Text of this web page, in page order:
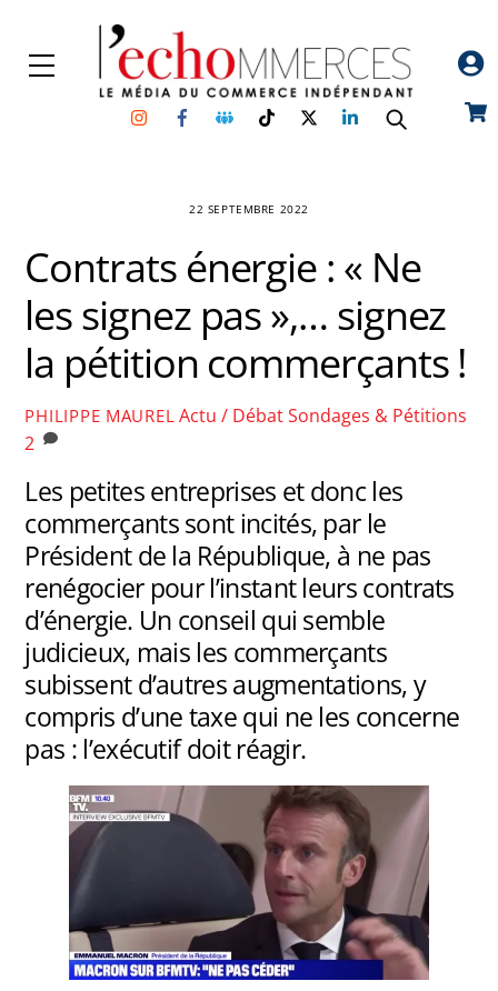
content
Menu
InstagramFacebookGroupe
Facebook
TikTokTwitterLinkedin
22 SEPTEMBRE 2022
Contrats énergie : « Ne
les signez pas »,… signez
la pétition commerçants !
PHILIPPE MAUREL Actu / DébatSondages & Pétitions
2
Les petites entreprises et donc les
commerçants sont incités, par le
Président de la République, à ne pas
renégocier pour l’instant leurs contrats
d’énergie. Un conseil qui semble
judicieux, mais les commerçants
subissent d’autres augmentations, y
compris d’une taxe qui ne les concerne
pas : l’exécutif doit réagir.